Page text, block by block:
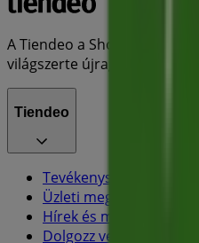
A Tiendeo a Shopfully része
világszerte újragondolja a
Tiendeo
Tevékenységeink
Üzleti megoldások
Hírek és média
Dolgozz velünk